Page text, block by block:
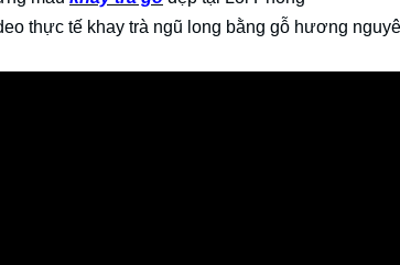
thực tế khay trà ngũ long bằng gỗ hương